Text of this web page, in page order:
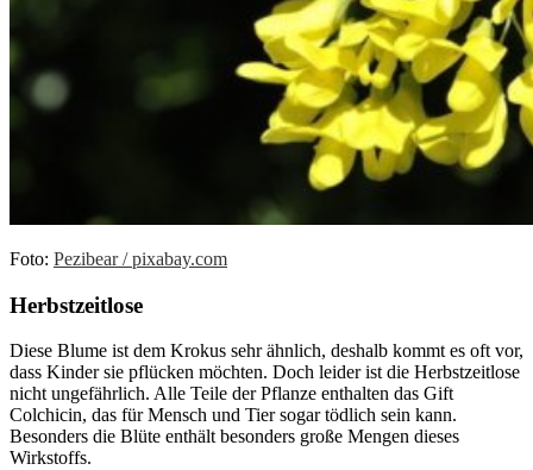
Foto: Pezibear / pixabay.com
Herbstzeitlose
Diese Blume ist dem Krokus sehr ähnlich, deshalb kommt es oft vor,
dass Kinder sie pflücken möchten. Doch leider ist die Herbstzeitlose
nicht ungefährlich. Alle Teile der Pflanze enthalten das Gift
Colchicin, das für Mensch und Tier sogar tödlich sein kann.
Besonders die Blüte enthält besonders große Mengen dieses
Wirkstoffs.